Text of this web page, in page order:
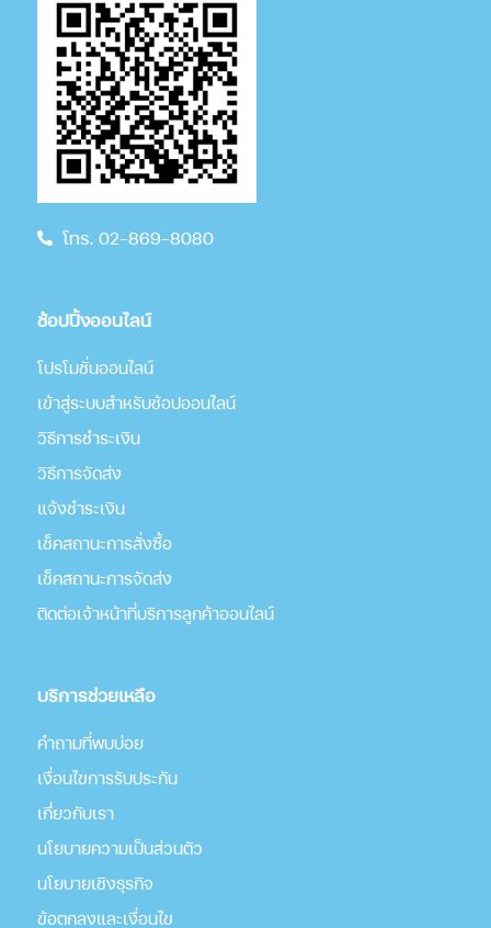
โทร. 02-869-8080
ช้อปปิ้งออนไลน์
โปรโมชั่นออนไลน์
เข้าสู่ระบบสำหรับช้อปออนไลน์
วิธีการชำระเงิน
วิธีการจัดส่ง
แจ้งชำระเงิน
เช็คสถานะการสั่งซื้อ
เช็คสถานะการจัดส่ง
ติดต่อเจ้าหน้าที่บริการลูกค้าออนไลน์
บริการช่วยเหลือ
คำถามที่พบบ่อย
เงื่อนไขการรับประกัน
เกี่่ยวกับเรา
นโยบายความเป็นส่วนตัว
นโยบายเชิงธุรกิจ
ข้อตกลงและเงื่อนไข